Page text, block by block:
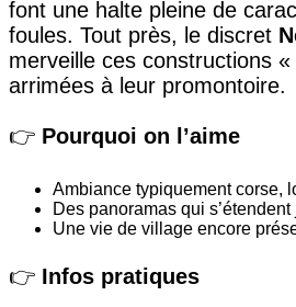
font une halte pleine de
foules. Tout près, le discret
merveille ces constructions
arrimées à leur promontoire.
👉 Pourquoi on l’aime
Ambiance typiquement corse,
Des panoramas qui s’étendent
Une vie de village encore
👉 Infos pratiques